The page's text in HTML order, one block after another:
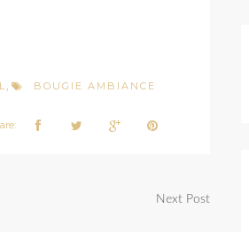
,
BOUGIE AMBIANCE
Next Post